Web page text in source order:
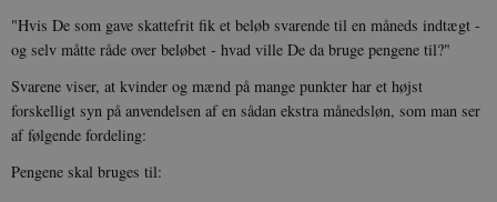
"Hvis De som gave skattefrit fik et beløb svarende til en måneds indtægt -
og selv måtte råde over beløbet - hvad ville De da bruge pengene til?"
Svarene viser, at kvinder og mænd på mange punkter har et højst
forskelligt syn på anvendelsen af en sådan ekstra månedsløn, som man ser
af følgende fordeling:
Pengene skal bruges til: